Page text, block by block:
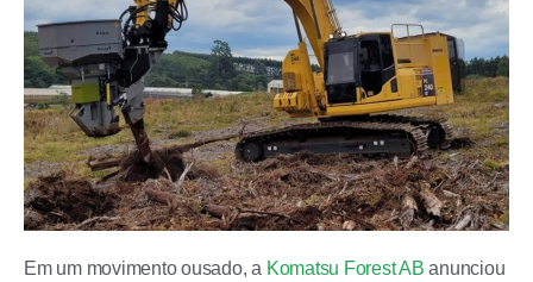
Em um movimento ousado, a Komatsu Forest AB anunciou